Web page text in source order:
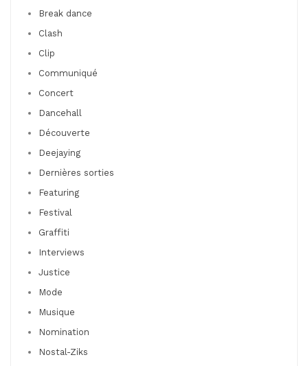
Break dance
Clash
Clip
Communiqué
Concert
Dancehall
Découverte
Deejaying
Dernières sorties
Featuring
Festival
Graffiti
Interviews
Justice
Mode
Musique
Nomination
Nostal-Ziks